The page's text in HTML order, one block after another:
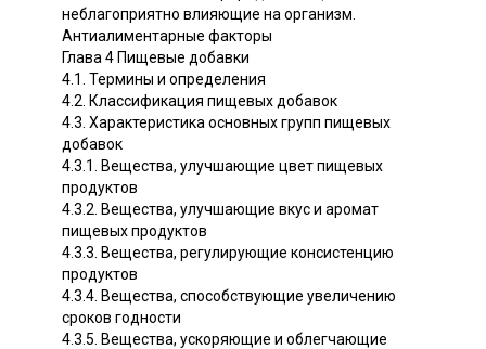
неблагоприятно влияющие на организм.
Антиалиментарные факторы
Глава 4 Пищевые добавки
4.1. Термины и определения
4.2. Классификация пищевых добавок
4.3. Характеристика основных групп пищевых
добавок
4.3.1. Вещества, улучшающие цвет пищевых
продуктов
4.3.2. Вещества, улучшающие вкус и аромат
пищевых продуктов
4.3.3. Вещества, регулирующие консистенцию
продуктов
4.3.4. Вещества, способствующие увеличению
сроков годности
4.3.5. Вещества, ускоряющие и облегчающие